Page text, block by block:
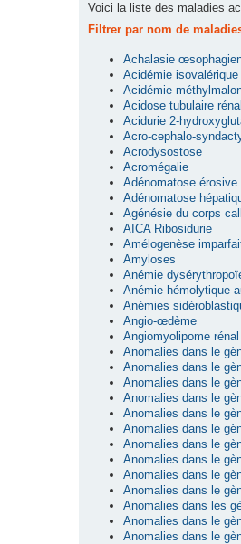
Voici la liste des maladies
Filtrer par nom de
Achalasie
Acidémie isovalérique
Acidémie
Acidose tubulaire
Acidurie 2-
Acro-cephalo-
Acrodysostose
Acromégalie
Adénomatose érosive
Adénomatose
Agénésie du corps
AICA Ribosidurie
Amélogenèse
Amyloses
Anémie
Anémie hémolytique
Anémies
Angio-œdème
Angiomyolipome rénal
Anomalies dans le
Anomalies dans le
Anomalies dans le
Anomalies dans le
Anomalies dans le
Anomalies dans le
Anomalies dans le
Anomalies dans le
Anomalies dans le
Anomalies dans le
Anomalies dans les
Anomalies dans le
Anomalies dans le